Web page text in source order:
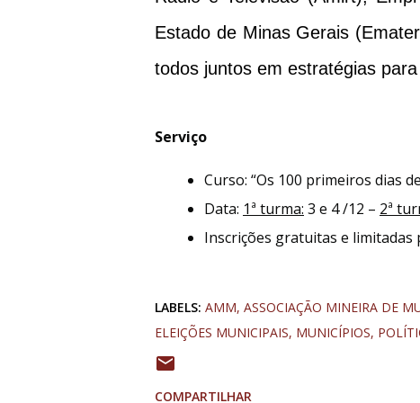
Estado de Minas Gerais
todos juntos em estratégias
Serviço
Curso: “Os 100 primeiros dias
Data: 1ª turma: 3 e 4 /12 – 2ª
Inscrições gratuitas e limitadas
LABELS: AMM ASSOCIAÇÃO MINEIRA DE
ELEIÇÕES MUNICIPAIS MUNICÍPIOS
COMPARTILHAR